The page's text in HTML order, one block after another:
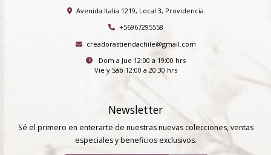
Avenida Italia 1219, Local 3, Providencia
+56967295558
creadorastiendachile@gmail.com
Dom a Jue 12:00 a 19:00 hrs
Vie y Sáb 12:00 a 20:30 hrs
Newsletter
Sé el primero en enterarte de nuestras nuevas colecciones, ventas
especiales y beneficios exclusivos.